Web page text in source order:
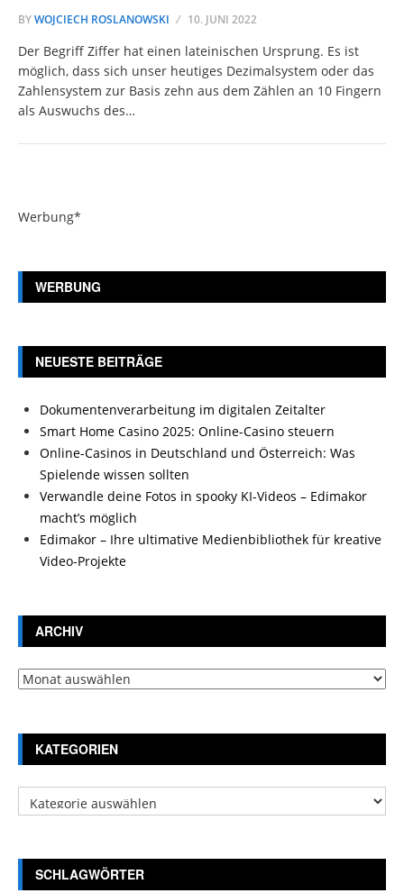
BYWOJCIECH ROSLANOWSKI 10. JUNI 2022
Der Begriff Ziffer hat einen lateinischen Ursprung. Es ist
möglich, dass sich unser heutiges Dezimalsystem oder das
Zahlensystem zur Basis zehn aus dem Zählen an 10 Fingern
als Auswuchs des…
Werbung*
WERBUNG
NEUESTE BEITRÄGE
Dokumentenverarbeitung im digitalen Zeitalter
Smart Home Casino 2025: Online-Casino steuern
Online-Casinos in Deutschland und Österreich: Was
Spielende wissen sollten
Verwandle deine Fotos in spooky KI-Videos – Edimakor
macht’s möglich
Edimakor – Ihre ultimative Medienbibliothek für kreative
Video-Projekte
ARCHIV
Archiv
KATEGORIEN
Kategorien
SCHLAGWÖRTER